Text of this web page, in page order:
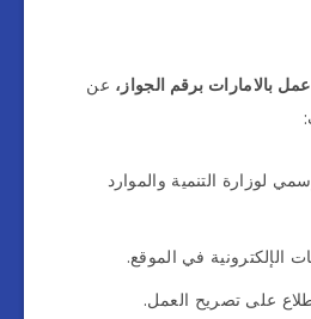
بالامارات برقم الجواز، عن
لوزارة التنمية والموارد
الإلكترونية في الموقع.
على تصريح العمل.